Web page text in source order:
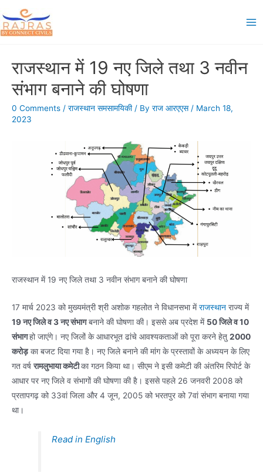
to
content
राजस्थान में 19 नए जिले तथा 3 नवीन
संभाग बनाने की घोषणा
0 Comments / राजस्थान समसामयिकी/ By राज आरएएस / March 18,
2023
राजस्थान में 19 नए जिले तथा 3 नवीन संभाग बनाने की घोषणा
17 मार्च 2023 को मुख्यमंत्री श्री अशोक गहलोत ने विधानसभा मेंराजस्थान राज्य में
19 नए जिले व 3 नए संभागबनाने की घोषणा की। इससे अब प्रदेश में 50 जिले व 10
संभागहो जाएंगे। नए जिलों के आधारभूत ढांचे आवश्यकताओं को पूरा करने हेतु 2000
करोड़का बजट दिया गया है। नए जिले बनाने की मांग के प्रस्तावों के अध्ययन के लिए
गत वर्षरामलुभाया कमेटीका गठन किया था। सीएम ने इसी कमेटी की अंतरिम रिपोर्ट के
आधार पर नए जिले व संभागों की घोषणा की है। इससे पहले 26 जनवरी 2008 को
प्रतापगढ़ को 33वां जिला और 4 जून, 2005 को भरतपुर को 7वां संभाग बनाया गया
था।
Read in English